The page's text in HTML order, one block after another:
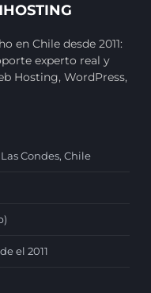
en Chile desde 2011:
experto real y
Hosting, WordPress,
Condes, Chile
el 2011